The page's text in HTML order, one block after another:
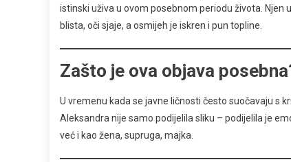
istinski uživa u ovom posebnom periodu života.
blista, oči sjaje, a osmijeh je iskren i pun topline.
Zašto je ova objava
U vremenu kada se javne ličnosti često suočavaju s
Aleksandra nije samo podijelila sliku – podijelila je
već i kao žena, supruga, majka.